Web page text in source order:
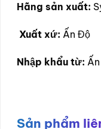
Hãng sản xuất:
Xuất xứ: Ấn Độ
Nhập khẩu từ:
Sản phẩm